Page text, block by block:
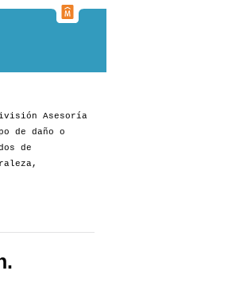
Asesoría
de daño o
de